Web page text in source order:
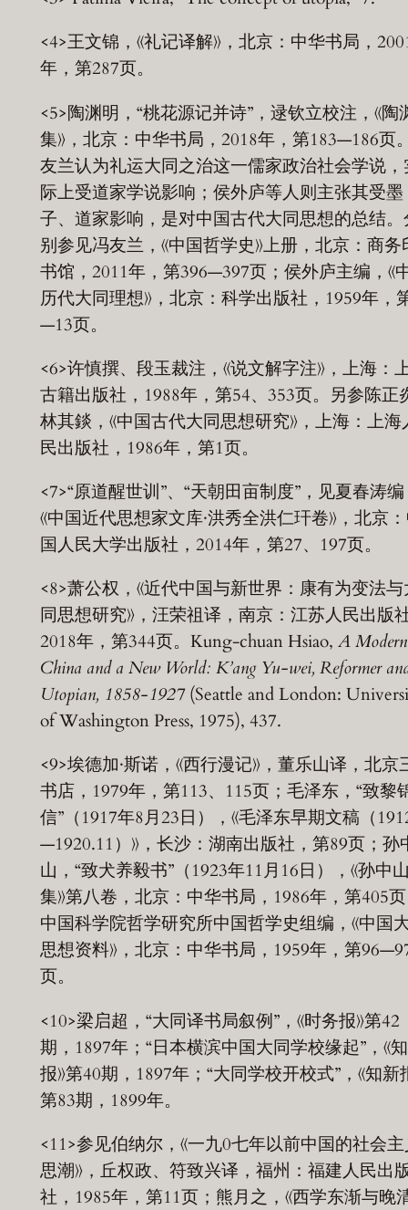
<4>王文锦，《礼记译解》，北京：中华书局，
年，第287页。
<5>陶渊明，“桃花源记并诗”，逯钦立校注，《陶
集》，北京：中华书局，2018年，第183—186页
友兰认为礼运大同之治这一儒家政治社会学说，
际上受道家学说影响；侯外庐等人则主张其受墨
子、道家影响，是对中国古代大同思想的总结。
别参见冯友兰，《中国哲学史》上册，北京：商务
书馆，2011年，第396—397页；侯外庐主编，《
历代大同理想》，北京：科学出版社，1959年，
—13页。
<6>许慎撰、段玉裁注，《说文解字注》，上海：
古籍出版社，1988年，第54、353页。另参陈正
林其錟，《中国古代大同思想研究》，上海：上海
民出版社，1986年，第1页。
<7>“原道醒世训”、“天朝田亩制度”，见夏春涛
《中国近代思想家文库·洪秀全洪仁玕卷》，北京
国人民大学出版社，2014年，第27、197页。
<8>萧公权，《近代中国与新世界：康有为变法
同思想研究》，汪荣祖译，南京：江苏人民出版
2018年，第344页。Kung-chuan Hsiao, A Modern
China and a New World: K’ang Yu-wei, Reformer
Utopian, 1858-1927(Seattle and London:
of Washington Press, 1975), 437.
<9>埃德加·斯诺，《西行漫记》，董乐山译，北京
书店，1979年，第113、115页；毛泽东，“致黎
信”（1917年8月23日），《毛泽东早期文稿（
—1920.11）》，长沙：湖南出版社，第89页；孙
山，“致犬养毅书”（1923年11月16日），《孙中
集》第八卷，北京：中华书局，1986年，第405
中国科学院哲学研究所中国哲学史组编，《中国
思想资料》，北京：中华书局，1959年，第
页。
<10>梁启超，“大同译书局叙例”，《时务报》第42
期，1897年；“日本横滨中国大同学校缘起”，《
报》第40期，1897年；“大同学校开校式”，《知新
第83期，1899年。
<11>参见伯纳尔，《一九0七年以前中国的社会
思潮》，丘权政、符致兴译，福州：福建人民出
社，1985年，第11页；熊月之，《西学东渐与晚